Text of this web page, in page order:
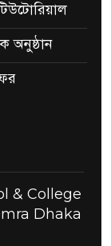
অনুষ্ঠান
& College
Dhaka